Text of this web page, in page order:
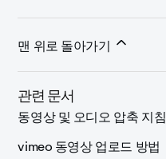
맨 위로 돌아가기
관련 문서
동영상 및 오디오 압축 지침
vimeo 동영상 업로드 방법